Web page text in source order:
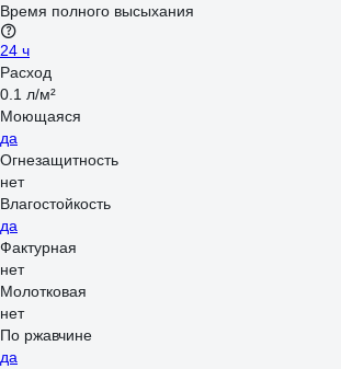
Время полного высыхания
24 ч
Расход
0.1 л/м²
Моющаяся
да
Огнезащитность
нет
Влагостойкость
да
Фактурная
нет
Молотковая
нет
По ржавчине
да